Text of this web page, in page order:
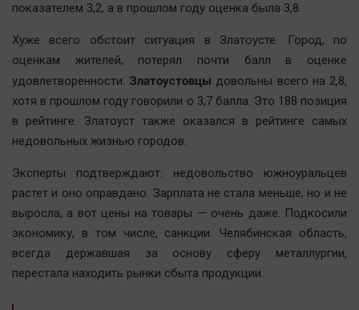
Спецпроект
Статистика
Челябинск космический
Другие рубрики
Bookworms
English version
Актуальная тема
Афиша
Быстрый медиазавод
показателем 3,2, а в прошлом году оценка была 3,8.
Хуже всего обстоит ситуация в Златоусте. Город, по
оценкам жителей, потерял почти балл в оценке
удовлетворенности. Златоустовцы довольны всего на 2,8,
хотя в прошлом году говорили о 3,7 балла. Это 188 позиция
в рейтинге. Златоуст также оказался в рейтинге самых
недовольных жизнью городов.
Эксперты подтверждают: недовольство южноуральцев
растет и оно оправдано. Зарплата не стала меньше, но и не
выросла, а вот цены на товары — очень даже. Подкосили
экономику, в том числе, санкции. Челябинская область,
всегда державшая за основу сферу металлургии,
перестала находить рынки сбыта продукции.